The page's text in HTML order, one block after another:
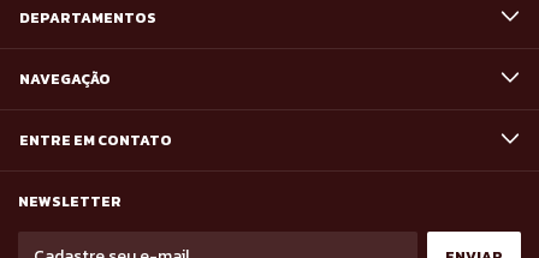
DEPARTAMENTOS
NAVEGAÇÃO
ENTRE EM CONTATO
NEWSLETTER